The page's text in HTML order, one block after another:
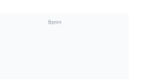
विज्ञापन